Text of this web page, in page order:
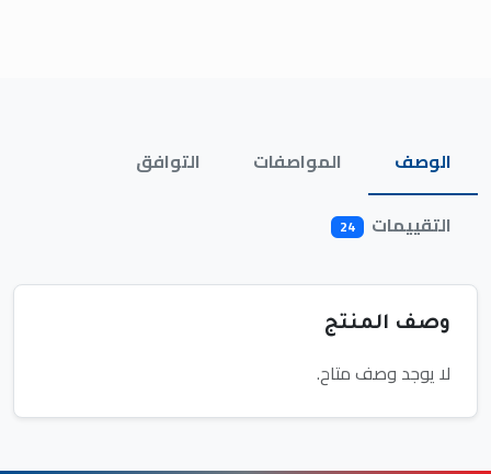
الوصف المواصفات
التوافق
التقييمات
24
وصف المنتج
لا يوجد وصف متاح.